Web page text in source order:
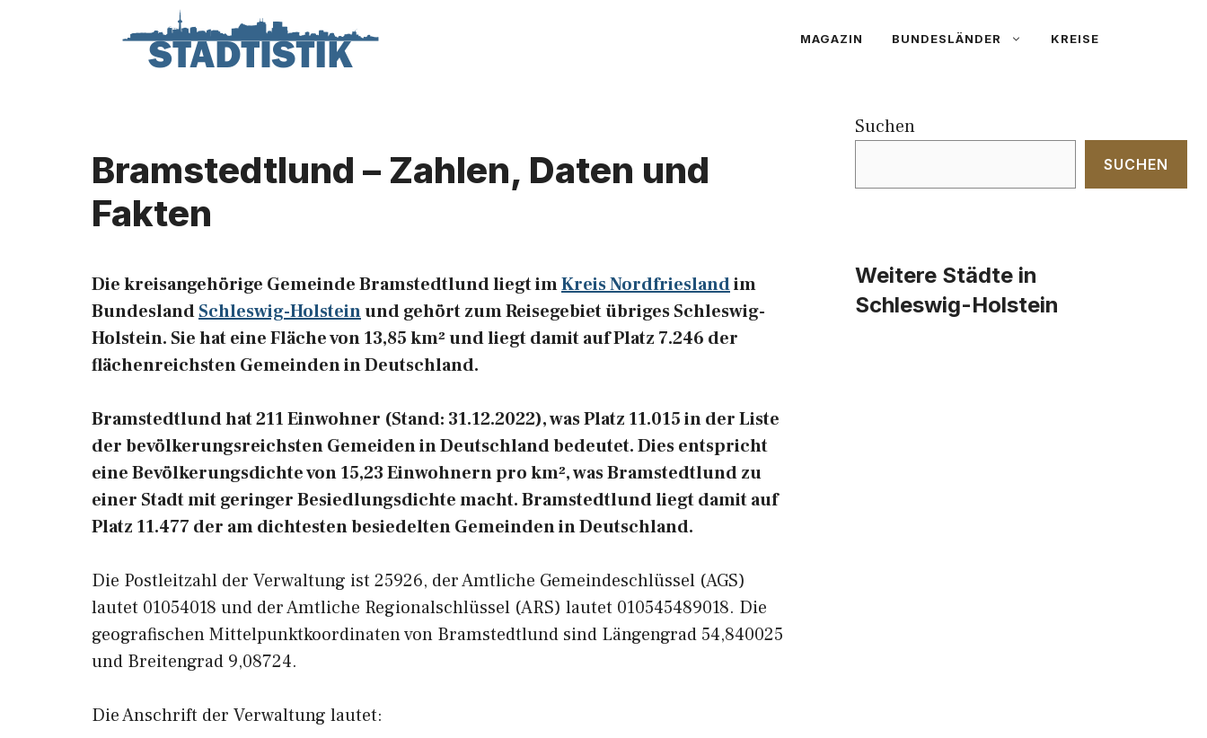
MAGAZIN BUNDESLÄNDER KREISE
Bramstedtlund – Zahlen, Daten und
Fakten
Die kreisangehörige Gemeinde Bramstedtlund liegt imKreis Nordfrieslandim
BundeslandSchleswig-Holsteinund gehört zum Reisegebiet übriges Schleswig-
Holstein. Sie hat eine Fläche von 13,85 km² und liegt damit auf Platz 7.246 der
flächenreichsten Gemeinden in Deutschland.
Bramstedtlund hat 211 Einwohner (Stand: 31.12.2022), was Platz 11.015 in der Liste
der bevölkerungsreichsten Gemeiden in Deutschland bedeutet. Dies entspricht
eine Bevölkerungsdichte von 15,23 Einwohnern pro km², was Bramstedtlund zu
einer Stadt mit geringer Besiedlungsdichte macht. Bramstedtlund liegt damit auf
Platz 11.477 der am dichtesten besiedelten Gemeinden in Deutschland.
Die Postleitzahl der Verwaltung ist 25926, der Amtliche Gemeindeschlüssel (AGS)
lautet 01054018 und der Amtliche Regionalschlüssel (ARS) lautet 010545489018. Die
geografischen Mittelpunktkoordinaten von Bramstedtlund sind Längengrad 54,840025
und Breitengrad 9,08724.
Die Anschrift der Verwaltung lautet:
Suchen
SUCHEN
Weitere Städte in
Schleswig-Holstein